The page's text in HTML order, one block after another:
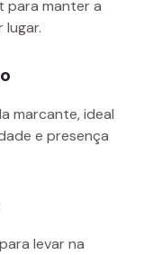
para manter a
lugar.
marcante, ideal
e presença
levar na